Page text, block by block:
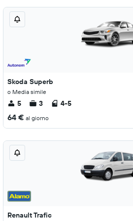
Skoda Superb
o Media simile
5 3 4-5
64 € al giorno
Renault Trafic